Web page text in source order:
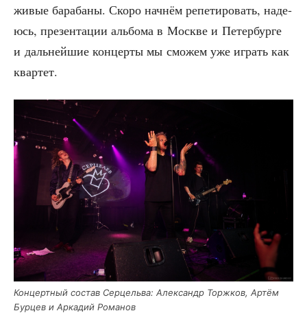
живые бара­ба­ны. Ско­ро нач­нём репе­ти­ро­вать, наде­
юсь, пре­зен­та­ции аль­бо­ма в Москве и Петер­бур­ге
и даль­ней­шие кон­цер­ты мы смо­жем уже играть как
квартет.
Кон­церт­ный состав Сер­цель­ва: Алек­сандр Торж­ков, Артём
Бур­цев и Арка­дий Романов